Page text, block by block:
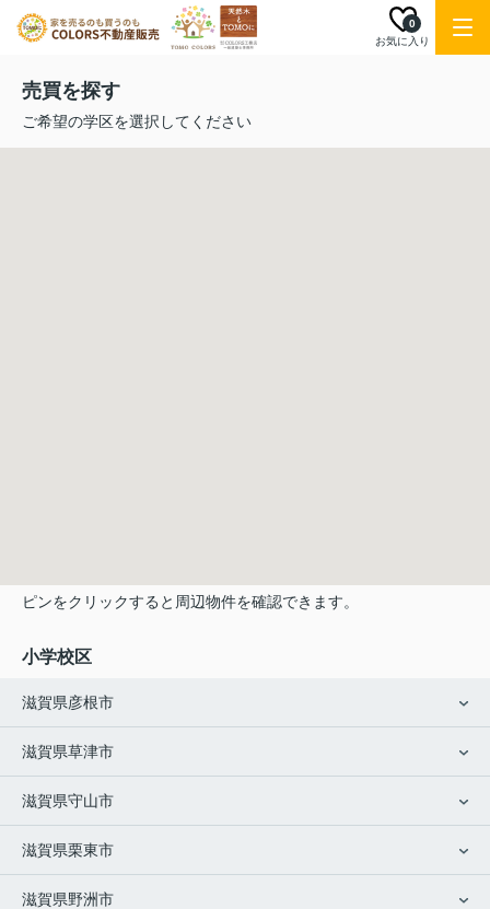
お気に入り
0
売買を探す
ご希望の学区を選択してください
ピンをクリックすると周辺物件を確認できます。
小学校区
滋賀県彦根市
滋賀県草津市
滋賀県守山市
滋賀県栗東市
滋賀県野洲市